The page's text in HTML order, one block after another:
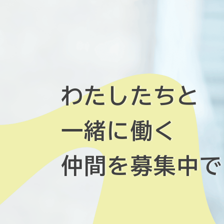
わたしたちと
一緒に働く
仲間を募集中